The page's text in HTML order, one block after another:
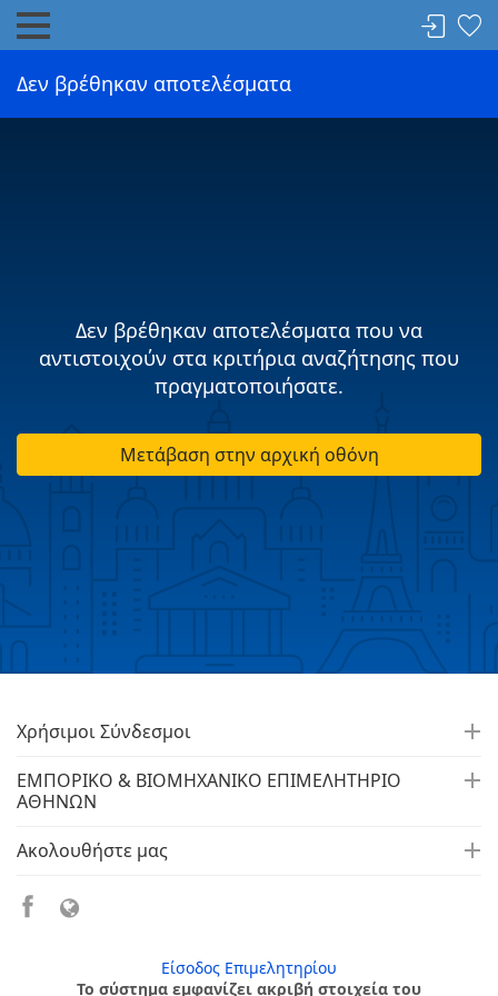
Δεν βρέθηκαν αποτελέσματα
Δεν βρέθηκαν αποτελέσματα που να
αντιστοιχούν στα κριτήρια αναζήτησης που
πραγματοποιήσατε.
Μετάβαση στην αρχική οθόνη
Χρήσιμοι Σύνδεσμοι
ΕΜΠΟΡΙΚΟ & ΒΙΟΜΗΧΑΝΙΚΟ ΕΠΙΜΕΛΗΤΗΡΙΟ
ΑΘΗΝΩΝ
Ακολουθήστε μας
Είσοδος Επιμελητηρίου
Το σύστημα εμφανίζει ακριβή στοιχεία του